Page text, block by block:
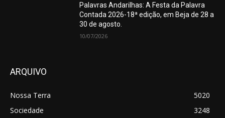
Palavras Andarilhas: A Festa da Palavra
Contada 2026-18ª edição, em Beja de 28 a
30 de agosto.
10/07/2026
ARQUIVO
Nossa Terra
5020
Sociedade
3248